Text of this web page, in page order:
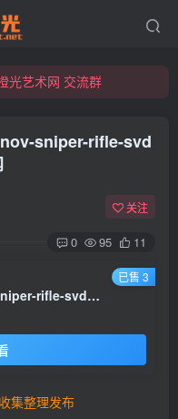
光艺术网 交流群
光艺术网 交流群
sniper-rifle-svd
关注
0 95 11
俄罗斯 狙击步枪 SVD dragunov-sniper-rifle-svd 狙击步枪3D模型_橙光艺术网
已售 3
收集整理发布